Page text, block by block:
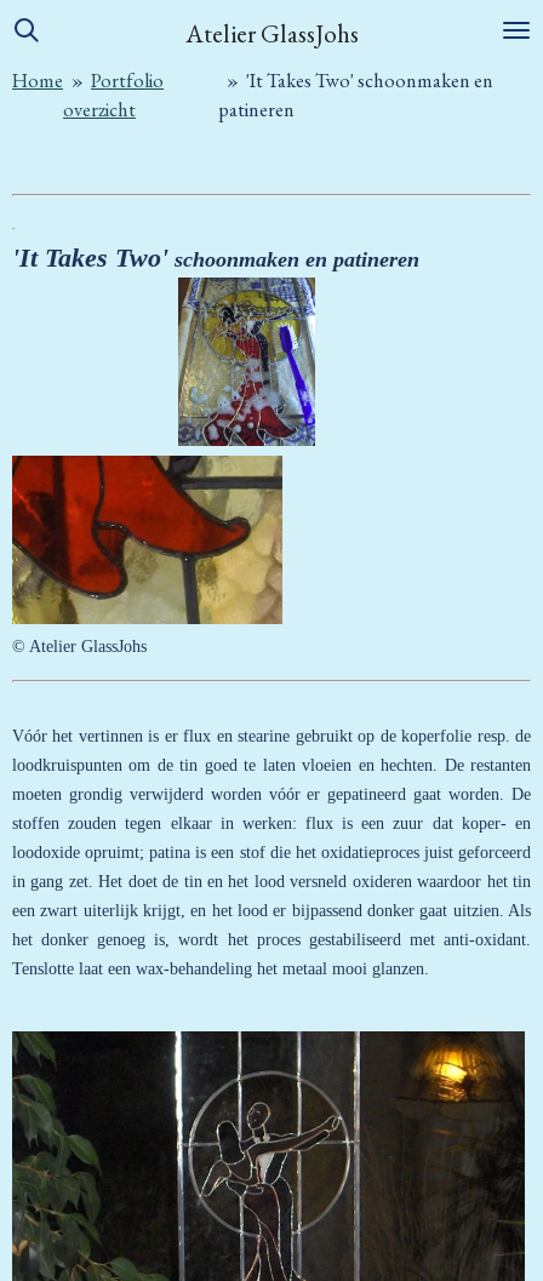
Ga
naar
Atelier GlassJohs
Home » Portfolio
overzicht
» 'It Takes Two' schoonmaken en
patineren
'It Takes Two' schoonmaken en patineren
© Atelier GlassJohs
Vóór het vertinnen is er flux en stearine gebruikt op de koperfolie resp. de
loodkruispunten om de tin goed te laten vloeien en hechten. De restanten
moeten grondig verwijderd worden vóór er gepatineerd gaat worden. De
stoffen zouden tegen elkaar in werken: flux is een zuur dat koper- en
loodoxide opruimt; patina is een stof die het oxidatieproces juist geforceerd
in gang zet. Het doet de tin en het lood versneld oxideren waardoor het tin
een zwart uiterlijk krijgt, en het lood er bijpassend donker gaat uitzien. Als
het donker genoeg is, wordt het proces gestabiliseerd met anti-oxidant.
Tenslotte laat een wax-behandeling het metaal mooi glanzen.